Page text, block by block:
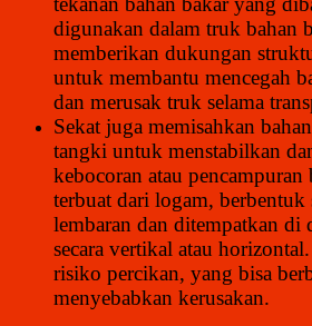
digunakan dalam truk bahan
memberikan dukungan
untuk membantu mencegah
dan merusak truk selama
Sekat juga memisahkan
tangki untuk menstabilkan
kebocoran atau pencampuran
terbuat dari logam, berbentuk
lembaran dan ditempatkan di
secara vertikal atau
risiko percikan, yang bisa
menyebabkan kerusakan.